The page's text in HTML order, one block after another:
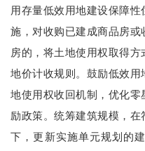
用存量低效用地建设保障
施，对收购已建成商品房
房的，将土地使用权取得
地价计收规则。鼓励低效
地使用权收回机制，优化
励政策。统筹建筑规模，
下，更新实施单元规划的